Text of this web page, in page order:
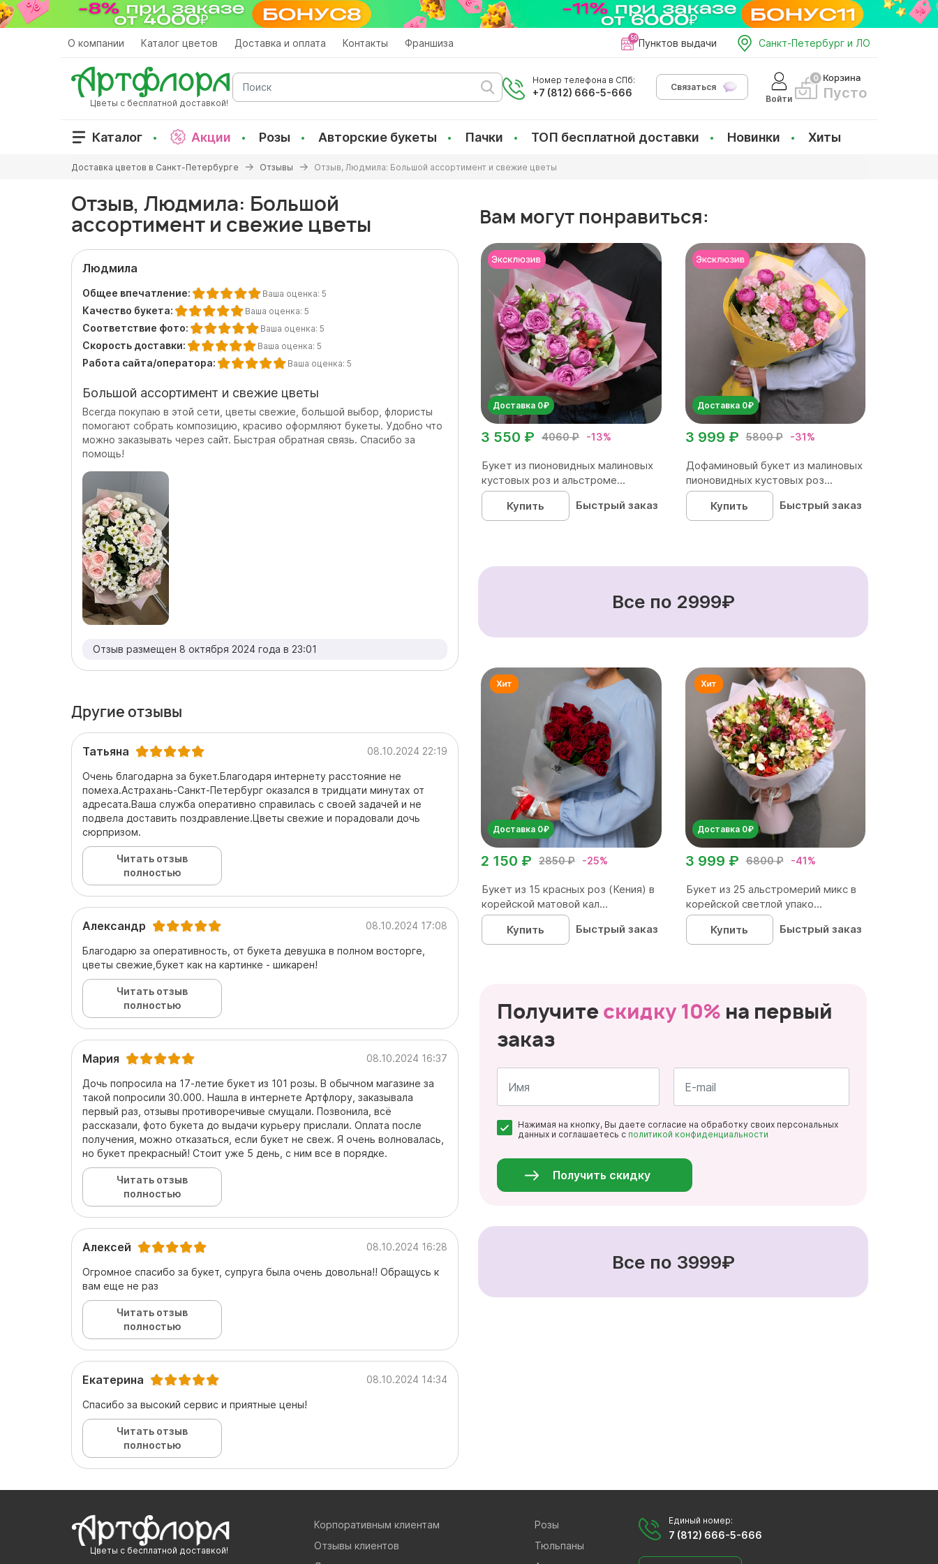
Перейти
к
О компании Каталог цветов Доставка и оплата Контакты Франшиза Пунктов выдачи Санкт-Петербург и ЛО
Цветы с бесплатной доставкой!
Поиск
Номер телефона в СПб:
+7 (812) 666-5-666
Связаться
Войти
Корзина
Пусто
Каталог Акции Розы Авторские букеты Пачки ТОП бесплатной доставки Новинки Хиты
здесь
Доставка цветов в Санкт-Петербурге Отзывы Отзыв, Людмила: Большой ассортимент и свежие цветы
Отзыв, Людмила: Большой
ассортимент и свежие цветы
Людмила
Общее впечатление: Ваша оценка: 5
Качество букета: Ваша оценка: 5
Соответствие фото: Ваша оценка: 5
Скорость доставки: Ваша оценка: 5
Работа сайта/оператора: Ваша оценка: 5
Большой ассортимент и свежие цветы
Всегда покупаю в этой сети, цветы свежие, большой выбор, флористы
помогают собрать композицию, красиво оформляют букеты. Удобно что
можно заказывать через сайт. Быстрая обратная связь. Спасибо за
помощь!
Отзыв размещен 8 октября 2024 года в 23:01
Другие отзывы
Татьяна 08.10.2024 22:19
Очень благодарна за букет.Благодаря интернету расстояние не
помеха.Астрахань-Санкт-Петербург оказался в тридцати минутах от
адресата.Ваша служба оперативно справилась с своей задачей и не
подвела доставить поздравление.Цветы свежие и порадовали дочь
сюрпризом.
Читать отзыв
полностью
Александр 08.10.2024 17:08
Благодарю за оперативность, от букета девушка в полном восторге,
цветы свежие,букет как на картинке - шикарен!
Читать отзыв
полностью
Мария 08.10.2024 16:37
Дочь попросила на 17-летие букет из 101 розы. В обычном магазине за
такой попросили 30.000. Нашла в интернете Артфлору, заказывала
первый раз, отзывы противоречивые смущали. Позвонила, всё
рассказали, фото букета до выдачи курьеру прислали. Оплата после
получения, можно отказаться, если букет не свеж. Я очень волновалась,
но букет прекрасный! Стоит уже 5 день, с ним все в порядке.
Читать отзыв
полностью
Алексей 08.10.2024 16:28
Огромное спасибо за букет, супруга была очень довольна!! Обращусь к
вам еще не раз
Читать отзыв
полностью
Екатерина 08.10.2024 14:34
Спасибо за высокий сервис и приятные цены!
Читать отзыв
полностью
Вам могут понравиться:
Доставка 0₽
4060 ₽ -13%
3 550 ₽
Букет из пионовидных малиновых
кустовых роз и альстроме...
Купить
Быстрый заказ
Доставка 0₽
5800 ₽ -31%
3 999 ₽
Дофаминовый букет из малиновых
пионовидных кустовых роз...
Купить
Быстрый заказ
Все по 2999₽
Доставка 0₽
2850 ₽ -25%
2 150 ₽
Букет из 15 красных роз (Кения) в
корейской матовой кал...
Купить
Быстрый заказ
Доставка 0₽
6800 ₽ -41%
3 999 ₽
Букет из 25 альстромерий микс в
корейской светлой упако...
Купить
Быстрый заказ
Получитескидку 10% на первый
заказ
*
*
Нажимая на кнопку, Вы даете согласие на обработку своих персональных
данных и соглашаетесь с политикой конфиденциальности
Получить скидку
Все по 3999₽
Цветы с бесплатной доставкой!
Корпоративным клиентам
Отзывы клиентов
Розы
Тюльпаны
Единый номер:
7 (812) 666-5-666